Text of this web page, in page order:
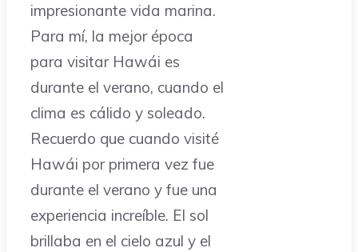
impresionante vida marina.
Para mí, la mejor época
para visitar Hawái es
durante el verano, cuando el
clima es cálido y soleado.
Recuerdo que cuando visité
Hawái por primera vez fue
durante el verano y fue una
experiencia increíble. El sol
brillaba en el cielo azul y el